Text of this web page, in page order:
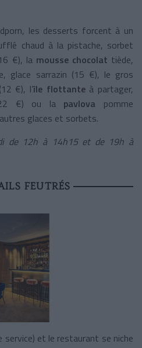
les desserts forcent à un
chaud à la pistache, sorbet
€), la mousse chocolat tiède,
glace sarrazin (15 €), le gros
(12 €), l’île flottanteà partager,
€) ou la pavlova pomme
glaces et sorbets.
de 12h à 14h15 et de 19h à
FEUTRÉS
service) et le restaurant se niche